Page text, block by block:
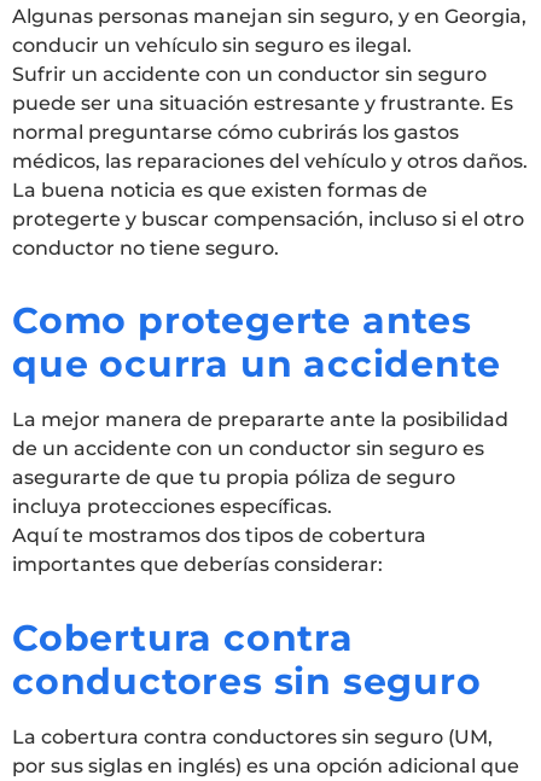
Algunas personas manejan sin seguro, y en Georgia,
conducir un vehículo sin seguro es ilegal.
Sufrir un accidente con un conductor sin seguro
puede ser una situación estresante y frustrante. Es
normal preguntarse cómo cubrirás los gastos
médicos, las reparaciones del vehículo y otros daños.
La buena noticia es que existen formas de
protegerte y buscar compensación, incluso si el otro
conductor no tiene seguro.
Como protegerte antes
que ocurra un accidente
La mejor manera de prepararte ante la posibilidad
de un accidente con un conductor sin seguro es
asegurarte de que tu propia póliza de seguro
incluya protecciones específicas.
Aquí te mostramos dos tipos de cobertura
importantes que deberías considerar:
Cobertura contra
conductores sin seguro
La cobertura contra conductores sin seguro (UM,
por sus siglas en inglés) es una opción adicional que